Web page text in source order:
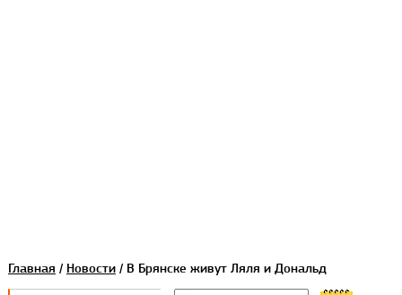
Главная / Новости/ В Брянске живут Ляля и Дональд